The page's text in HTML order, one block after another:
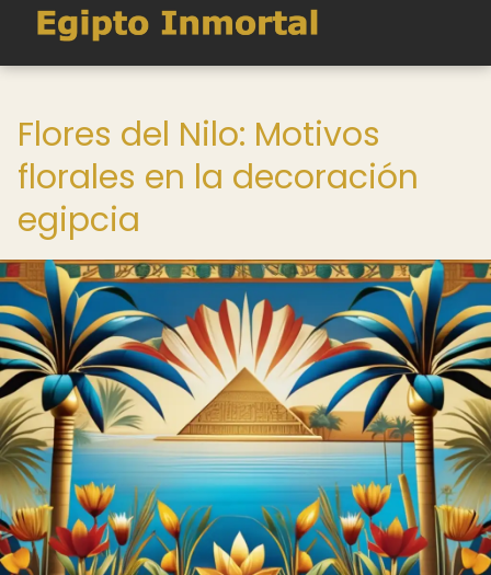
Flores del Nilo: Motivos
florales en la decoración
egipcia